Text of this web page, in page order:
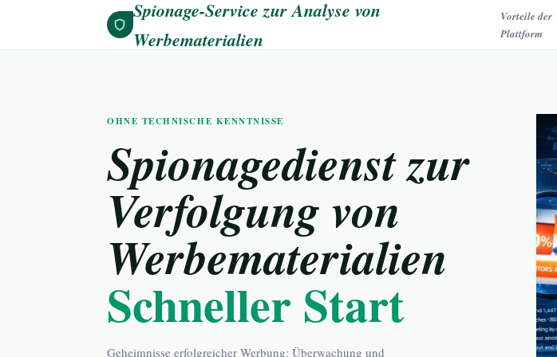
Spionage-Service zur Analyse von
Werbematerialien
Vorteile der
Plattform
OHNE TECHNISCHE KENNTNISSE
Spionagedienst zur
Verfolgung von
Werbematerialien
Schneller Start
Geheimnisse erfolgreicher Werbung: Überwachung und